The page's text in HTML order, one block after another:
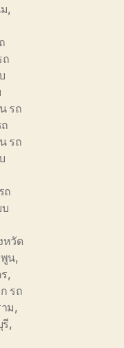
,
ถ
รถ
รถ
ถ
บ
หวัด
พูน,
,
รถ
ม,
,